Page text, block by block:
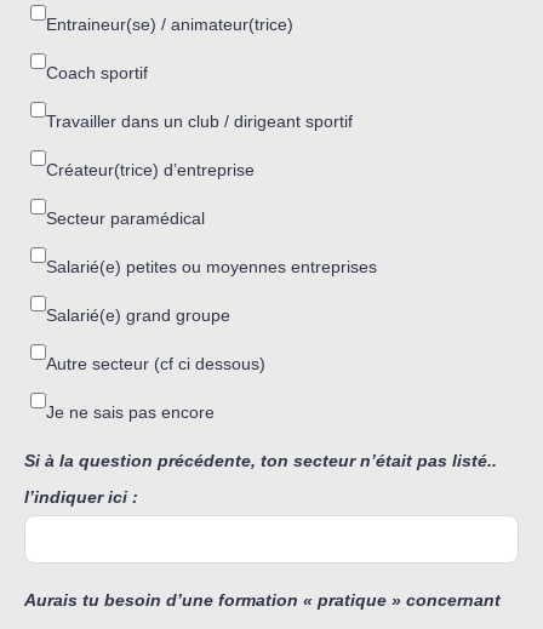
Entraineur(se) / animateur(trice)
Coach sportif
Travailler dans un club / dirigeant sportif
Créateur(trice) d’entreprise
Secteur paramédical
Salarié(e) petites ou moyennes entreprises
Salarié(e) grand groupe
Autre secteur (cf ci dessous)
Je ne sais pas encore
Si à la question précédente, ton secteur n’était pas listé..
l’indiquer ici :
Aurais tu besoin d’une formation « pratique » concernant